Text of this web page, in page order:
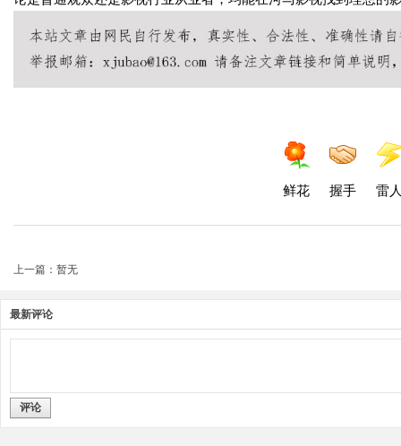
鲜花 握手 雷
上一篇：暂无
最新评论
评论